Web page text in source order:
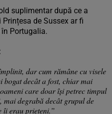
suplimentar după ce a
de Sussex ar fi
Portugalia.
dar cum rămâne cu visele
decât a fost, chiar mai
care doar își petrec timpul
mai degrabă decât grupul de
îi erau prieteni.”